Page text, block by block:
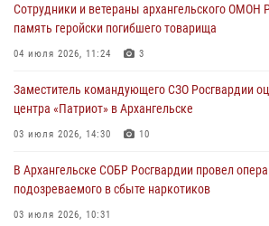
Сотрудники и ветераны архангельского ОМОН
память геройски погибшего товарища
04 июля 2026, 11:24 3
Заместитель командующего СЗО Росгвардии
центра «Патриот» в Архангельске
03 июля 2026, 14:30 10
В Архангельске СОБР Росгвардии провел
подозреваемого в сбыте наркотиков
03 июля 2026, 10:31